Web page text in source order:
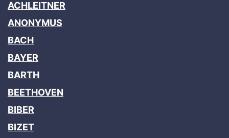
ACHLEITNER
ANONYMUS
BACH
BAYER
BARTH
BEETHOVEN
BIBER
BIZET